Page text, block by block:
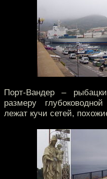
Порт-Вандер –
размеру
лежат кучи сетей,